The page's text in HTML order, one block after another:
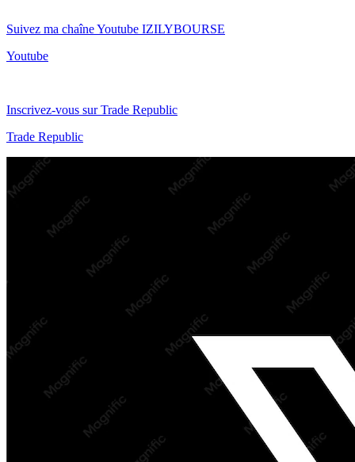
Suivez ma chaîne Youtube IZILYBOURSE
Youtube
Inscrivez-vous sur Trade Republic
Trade Republic